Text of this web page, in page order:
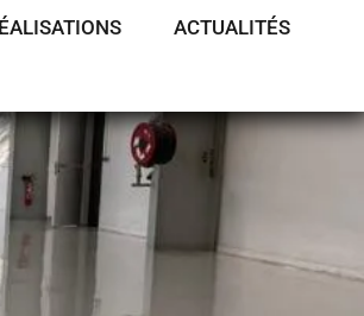
ACTUALITÉS